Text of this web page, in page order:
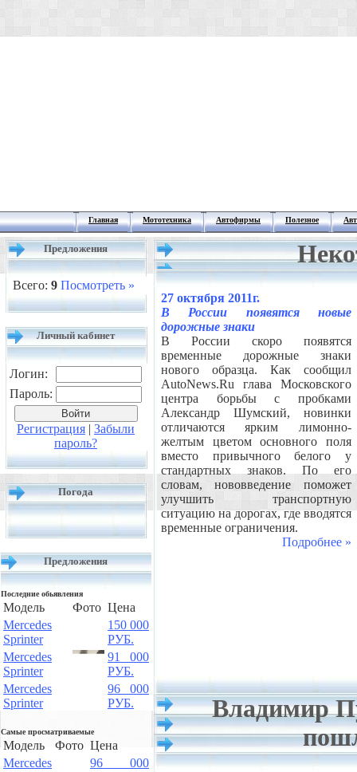
Главная Мототехника Автофирмы Полезное
Предложения
Всего: 9 Посмотреть »
Личный кабинет
Логин:
Пароль:
Регистрация | Забыли
пароль?
Погода
Предложения
Последние обьявления
Модель Фото Цена
Mercedes
Sprinter
150 000
РУБ.
Mercedes
Sprinter
91 000
РУБ.
Mercedes
Sprinter
96 000
РУБ.
Самые просматриваемые
Модель Фото Цена
Mercedes
96 000
27 октября 2011г.
В России появятся новые
дорожные знаки
В России скоро появятся
временные дорожные знаки
нового образца. Как сообщил
AutoNews.Ru глава Московского
центра борьбы с пробками
Александр Шумский, новинки
отличаются ярким лимонно-
желтым цветом основного поля
вместо привычного белого у
стандартных знаков. По его
словам, нововведение поможет
улучшить транспортную
ситуацию на дорогах, где вводятся
временные ограничения.
Подробнее »
Владимир